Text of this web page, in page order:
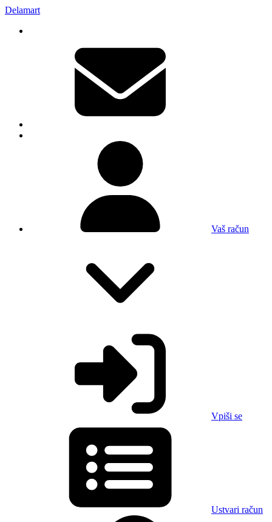
Delamart
Vaš račun
Vpiši se
Ustvari račun